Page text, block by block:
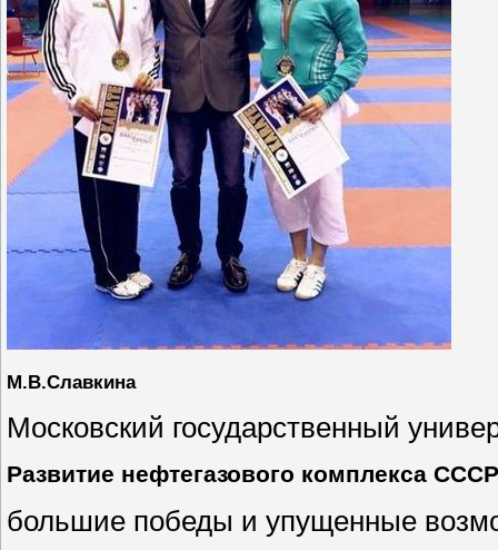
М.В.Славкина
Московский государственный
Развитие нефтегазового комплекса СССР
большие победы и упущенные